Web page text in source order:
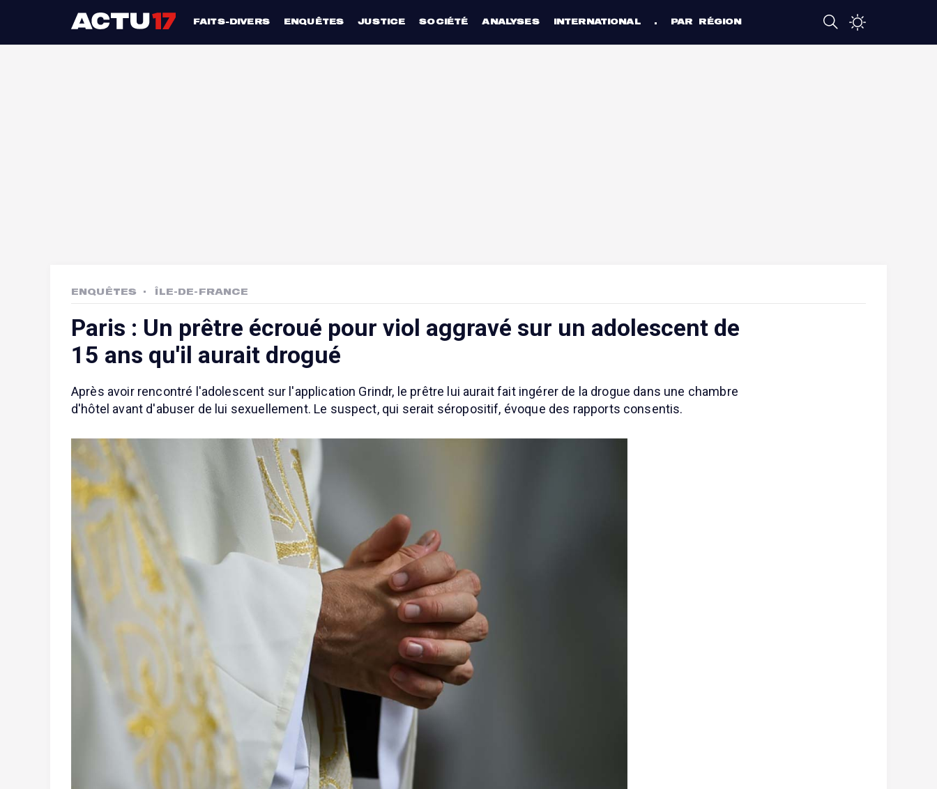
FAITS-DIVERS ENQUÊTES JUSTICE SOCIÉTÉ ANALYSES INTERNATIONAL PAR RÉGION
ENQUÊTES ÎLE-DE-FRANCE
Paris : Un prêtre écroué pour viol aggravé sur un adolescent de
15 ans qu'il aurait drogué
Après avoir rencontré l'adolescent sur l'application Grindr, le prêtre lui aurait fait ingérer de la drogue dans une chambre
d'hôtel avant d'abuser de lui sexuellement. Le suspect, qui serait séropositif, évoque des rapports consentis.